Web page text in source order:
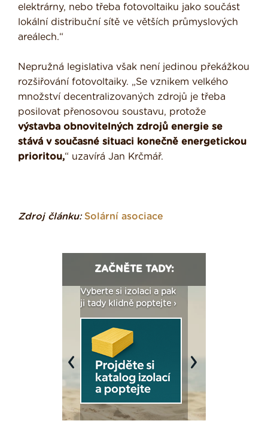
elektrárny, nebo třeba fotovoltaiku jako součást
lokální distribuční sítě ve větších průmyslových
areálech.“
Nepružná legislativa však není jedinou překážkou
rozšiřování fotovoltaiky. „Se vznikem velkého
množství decentralizovaných zdrojů je třeba
posilovat přenosovou soustavu, protože
výstavba obnovitelných zdrojů energie se
stává v současné situaci konečně energetickou
prioritou,“ uzavírá Jan Krčmář.
Zdroj článku: Solární asociace
ZAČNĚTE TADY:
Vyberte si izolaci a pak
ji tady klidně poptejte ›
Previous Next